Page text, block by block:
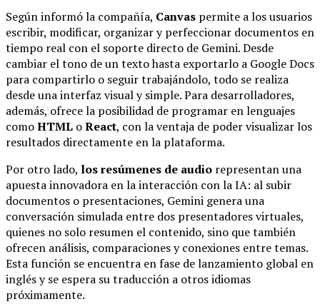
Según informó la compañía, Canvas permite a los usuarios
escribir, modificar, organizar y perfeccionar documentos en
tiempo real con el soporte directo de Gemini. Desde
cambiar el tono de un texto hasta exportarlo a Google Docs
para compartirlo o seguir trabajándolo, todo se realiza
desde una interfaz visual y simple. Para desarrolladores,
además, ofrece la posibilidad de programar en lenguajes
comoHTML oReact, con la ventaja de poder visualizar los
resultados directamente en la plataforma.
Por otro lado, los resúmenes de audio representan una
apuesta innovadora en la interacción con la IA: al subir
documentos o presentaciones, Gemini genera una
conversación simulada entre dos presentadores virtuales,
quienes no solo resumen el contenido, sino que también
ofrecen análisis, comparaciones y conexiones entre temas.
Esta función se encuentra en fase de lanzamiento global en
inglés y se espera su traducción a otros idiomas
próximamente.